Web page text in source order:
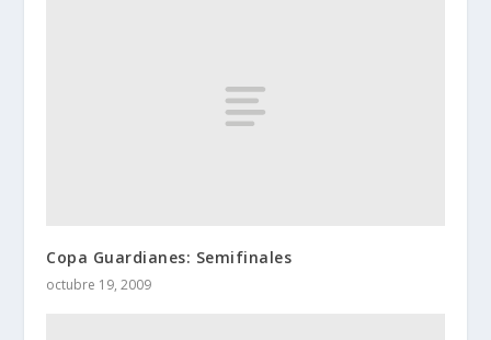
Copa Guardianes: Semifinales
octubre 19, 2009